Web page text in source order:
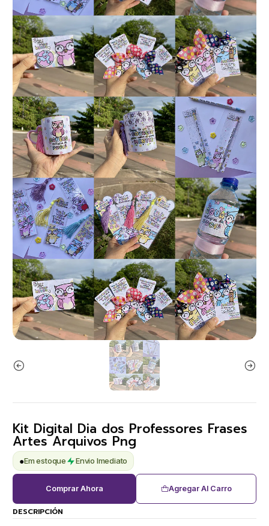
Kit Digital Dia dos Professores Frases
Artes Arquivos Png
●Em estoque Envio Imediato
Agregar Al Carro
Comprar Ahora
DESCRIPCIÓN